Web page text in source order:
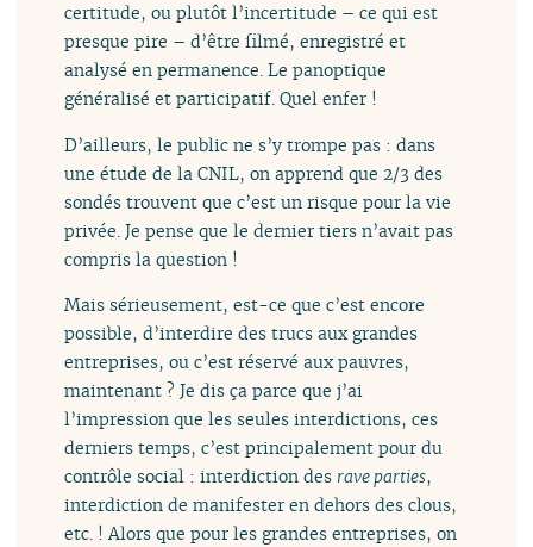
certitude, ou plutôt l’incertitude – ce qui est
presque pire – d’être filmé, enregistré et
analysé en permanence. Le panoptique
généralisé et participatif. Quel enfer !
D’ailleurs, le public ne s’y trompe pas : dans
une étude de la CNIL, on apprend que 2/3 des
sondés trouvent que c’est un risque pour la vie
privée. Je pense que le dernier tiers n’avait pas
compris la question !
Mais sérieusement, est-ce que c’est encore
possible, d’interdire des trucs aux grandes
entreprises, ou c’est réservé aux pauvres,
maintenant ? Je dis ça parce que j’ai
l’impression que les seules interdictions, ces
derniers temps, c’est principalement pour du
contrôle social : interdiction des rave parties,
interdiction de manifester en dehors des clous,
etc. ! Alors que pour les grandes entreprises, on